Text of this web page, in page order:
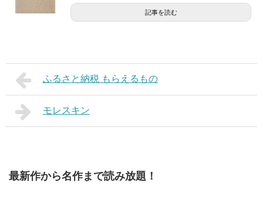
記事を読む
ふるさと納税 もらえるもの
モレスキン
最新作から名作まで読み放題！